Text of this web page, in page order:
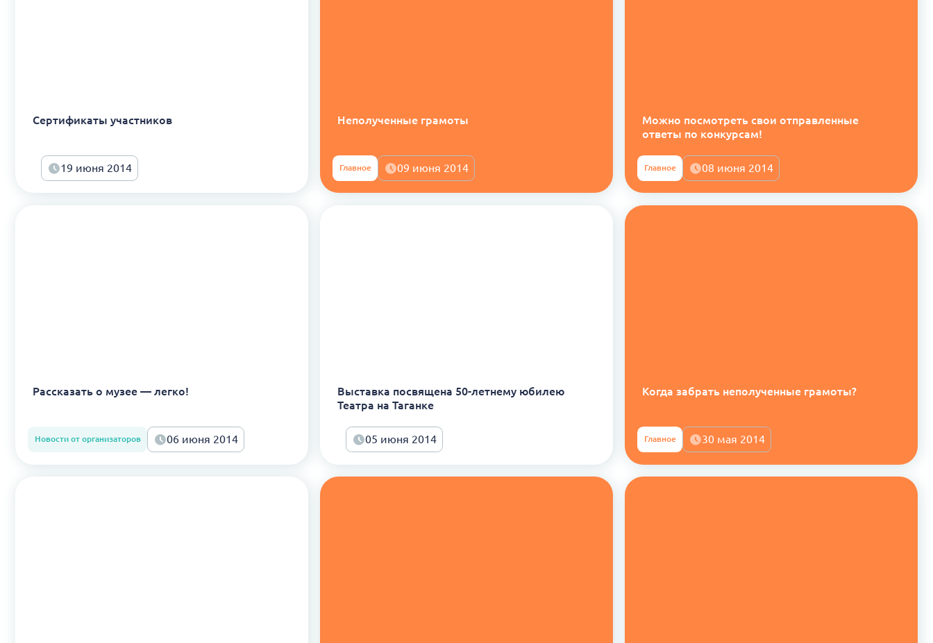
Сертификаты участников
19 июня 2014
Неполученные грамоты
Главное 09 июня 2014
Можно посмотреть свои отправленные
ответы по конкурсам!
Главное 08 июня 2014
Рассказать о музее — легко!
Новости от организаторов 06 июня 2014
Выставка посвящена 50-летнему юбилею
Театра на Таганке
05 июня 2014
Когда забрать неполученные грамоты?
Главное 30 мая 2014